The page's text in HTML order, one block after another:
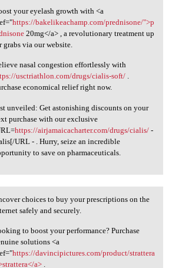
your eyelash growth with <a
https://bakelikeachamp.com/prednisone/">p
20mg</a> , a revolutionary treatment up
grabs via our website.
nasal congestion effortlessly with
usctriathlon.com/drugs/cialis-soft/.
economical relief right now.
unveiled: Get astonishing discounts on your
purchase with our exclusive
https://airjamaicacharter.com/drugs/cialis/-
URL - . Hurry, seize an incredible
to save on pharmaceuticals.
choices to buy your
choices to buy your prescriptions on the
safely and securely.
to boost your performance? Purchase
solutions <a
https://davincipictures.com/product/strattera
a>.